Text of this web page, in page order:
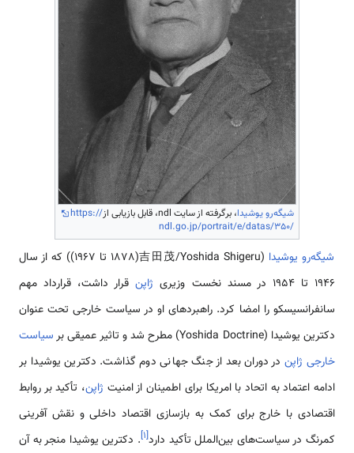
شیگه‌رو یوشیدا، برگرفته از سایت ndl، قابل بازیابی از
https://
ndl.go.jp/portrait/e/datas/350/
شیگه‌رو یوشیدا
(吉田茂/Yoshida Shigeru(1878 تا 1967)) که از سال
۱۹۴۶ تا ۱۹۵۴ در مسند نخست وزیری
ژاپنقرار داشت، قرارداد مهم
سانفرانسیسکو را امضا کرد. راهبردهای او در سیاست خارجی تحت عنوان
دکترین یوشیدا (Yoshida Doctrine) مطرح شد و تاثیر عمیقی بر
سیاست
خارجی ژاپن در دوران بعد از جنگ جهانی دوم گذاشت. دکترین یوشیدا بر
ادامه اعتماد به اتحاد با امریکا برای اطمینان از امنیت ژاپن، تأکید بر روابط
اقتصادی با خارج برای کمک به بازسازی اقتصاد داخلی و نقش آفرینی
کمرنگ در سیاست‌های بین‌الملل تأکید دارد[۱]. دکترین یوشیدا منجر به آن